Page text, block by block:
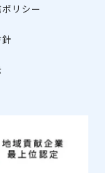
リシー